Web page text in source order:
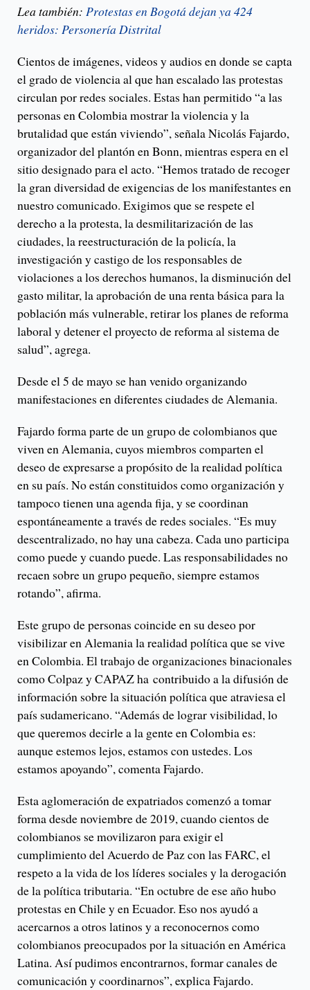
Lea también: Protestas en Bogotá dejan ya 424
heridos: Personería Distrital
Cientos de imágenes, videos y audios en donde se capta
el grado de violencia al que han escalado las protestas
circulan por redes sociales. Estas han permitido “a las
personas en Colombia mostrar la violencia y la
brutalidad que están viviendo”, señala Nicolás Fajardo,
organizador del plantón en Bonn, mientras espera en el
sitio designado para el acto. “Hemos tratado de recoger
la gran diversidad de exigencias de los manifestantes en
nuestro comunicado. Exigimos que se respete el
derecho a la protesta, la desmilitarización de las
ciudades, la reestructuración de la policía, la
investigación y castigo de los responsables de
violaciones a los derechos humanos, la disminución del
gasto militar, la aprobación de una renta básica para la
población más vulnerable, retirar los planes de reforma
laboral y detener el proyecto de reforma al sistema de
salud”, agrega.
Desde el 5 de mayo se han venido organizando
manifestaciones en diferentes ciudades de Alemania.
Fajardo forma parte de un grupo de colombianos que
viven en Alemania, cuyos miembros comparten el
deseo de expresarse a propósito de la realidad política
en su país. No están constituidos como organización y
tampoco tienen una agenda fija, y se coordinan
espontáneamente a través de redes sociales. “Es muy
descentralizado, no hay una cabeza. Cada uno participa
como puede y cuando puede. Las responsabilidades no
recaen sobre un grupo pequeño, siempre estamos
rotando”, afirma.
Este grupo de personas coincide en su deseo por
visibilizar en Alemania la realidad política que se vive
en Colombia. El trabajo de organizaciones binacionales
como Colpaz y CAPAZ ha contribuido a la difusión de
información sobre la situación política que atraviesa el
país sudamericano. “Además de lograr visibilidad, lo
que queremos decirle a la gente en Colombia es:
aunque estemos lejos, estamos con ustedes. Los
estamos apoyando”, comenta Fajardo.
Esta aglomeración de expatriados comenzó a tomar
forma desde noviembre de 2019, cuando cientos de
colombianos se movilizaron para exigir el
cumplimiento del Acuerdo de Paz con las FARC, el
respeto a la vida de los líderes sociales y la derogación
de la política tributaria. “En octubre de ese año hubo
protestas en Chile y en Ecuador. Eso nos ayudó a
acercarnos a otros latinos y a reconocernos como
colombianos preocupados por la situación en América
Latina. Así pudimos encontrarnos, formar canales de
comunicación y coordinarnos”, explica Fajardo.